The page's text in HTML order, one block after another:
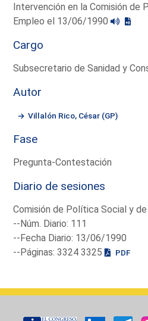
Intervención en la Comisión de
Empleo el 13/06/1990
Cargo
Subsecretario de Sanidad y
Autor
Villalón Rico, César (GP)
Fase
Pregunta-Contestación
Diario de sesiones
Comisión de Política Social y
--Núm. Diario: 111
--Fecha Diario: 13/06/1990
--Páginas: 3324 3325
PDF